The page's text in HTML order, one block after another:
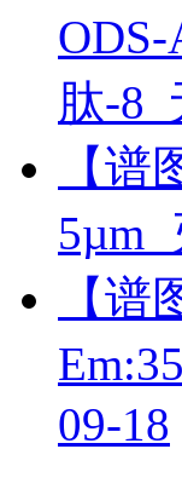
肽-8_
【
【
09-18